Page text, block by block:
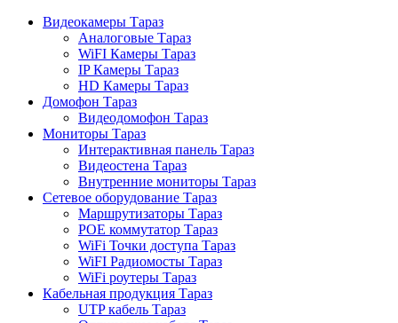
Видеокамеры Тараз
Аналоговые Тараз
WiFI Камеры Тараз
IP Камеры Тараз
HD Камеры Тараз
Домофон Тараз
Видеодомофон Тараз
Мониторы Тараз
Интерактивная панель Тараз
Видеостена Тараз
Внутренние мониторы Тараз
Сетевое оборудование Тараз
Маршрутизаторы Тараз
POE коммутатор Тараз
WiFi Точки доступа Тараз
WiFI Радиомосты Тараз
WiFi роутеры Тараз
Кабельная продукция Тараз
UTP кабель Тараз